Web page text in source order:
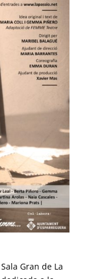
Sala Gran de La